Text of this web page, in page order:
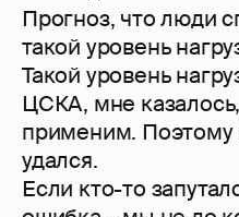
Прогноз, что люди
такой уровень
Такой уровень
ЦСКА, мне
применим. Поэтому
удался.
Если кто-то